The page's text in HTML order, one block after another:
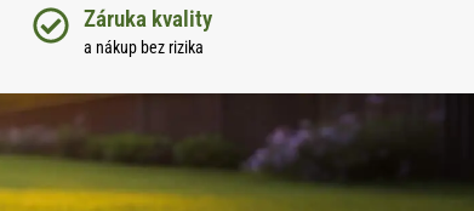
Záruka kvality
a nákup bez rizika